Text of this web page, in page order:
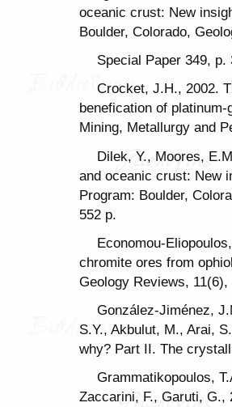
oceanic crust: New
Boulder, Colorado,
Special Paper 349, p.
Crocket, J.H., 2002.
benefication of
Mining, Metallurgy and
Dilek, Y., Moores,
and oceanic crust: New
Program: Boulder,
552 p.
Economou-
chromite ores from
Geology Reviews, 11(6),
González-Jiménez,
S.Y., Akbulut, M., Arai,
why? Part II. The
Grammatikopoulos,
Zaccarini, F., Garuti, G.,